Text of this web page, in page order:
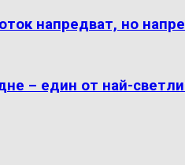
напредват, но
– един от най-